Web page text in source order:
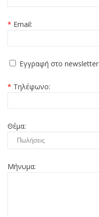
* Email:
Εγγραφή στο newsletter
* Τηλέφωνο:
Θέμα:
Μήνυμα: